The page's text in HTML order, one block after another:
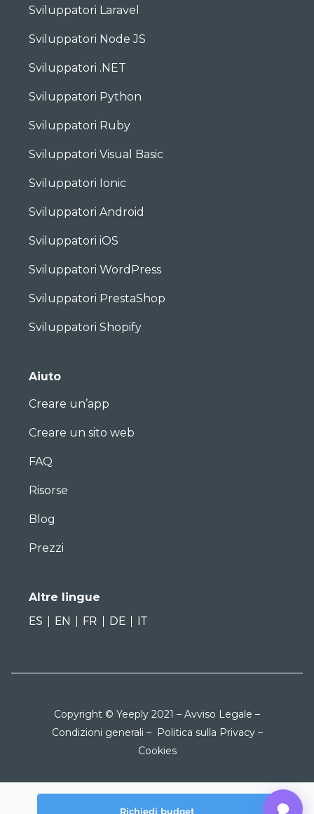
Sviluppatori Laravel
Sviluppatori Node JS
Sviluppatori .NET
Sviluppatori Python
Sviluppatori Ruby
Sviluppatori Visual Basic
Sviluppatori Ionic
Sviluppatori Android
Sviluppatori iOS
Sviluppatori WordPress
Sviluppatori PrestaShop
Sviluppatori Shopify
Aiuto
Creare un’app
Creare un sito web
FAQ
Risorse
Blog
Prezzi
Altre lingue
ES
EN FR DE IT
Richiedi budget
Copyright © Yeeply 2021 – Avviso Legale –
Condizioni generali – Politica sulla Privacy–
Cookies